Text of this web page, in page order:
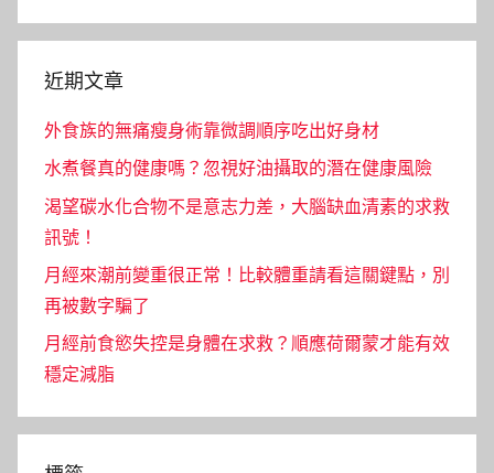
近期文章
外食族的無痛瘦身術靠微調順序吃出好身材
水煮餐真的健康嗎？忽視好油攝取的潛在健康風險
渴望碳水化合物不是意志力差，大腦缺血清素的求救
訊號！
月經來潮前變重很正常！比較體重請看這關鍵點，別
再被數字騙了
月經前食慾失控是身體在求救？順應荷爾蒙才能有效
穩定減脂